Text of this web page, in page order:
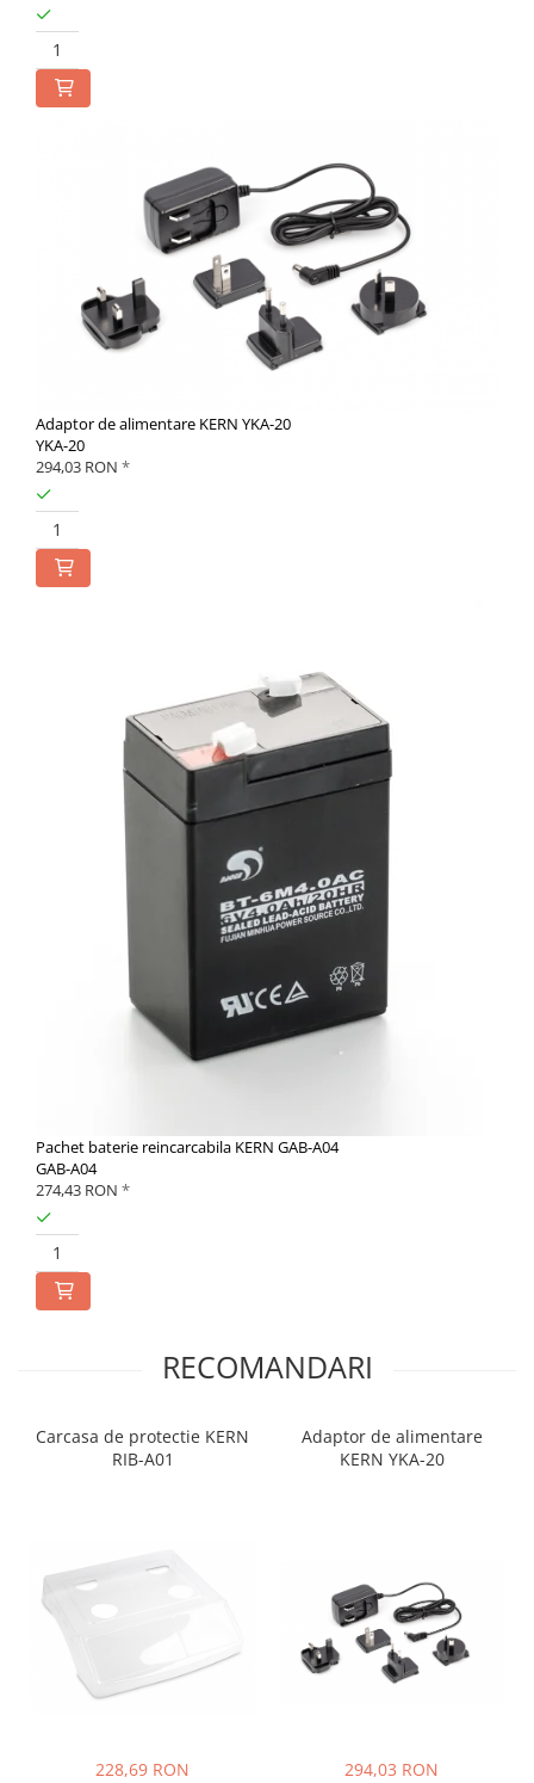
Adaptor de alimentare KERN YKA-20
YKA-20
294,03 RON *
Pachet baterie reincarcabila KERN GAB-A04
GAB-A04
274,43 RON *
RECOMANDARI
Carcasa de protectie KERN
RIB-A01
228,69 RON
Adaptor de alimentare
KERN YKA-20
294,03 RON